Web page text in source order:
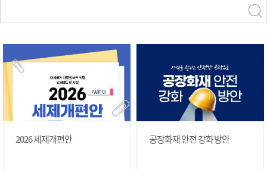
2026 세제개편안 공장화재 안전 강화 방안